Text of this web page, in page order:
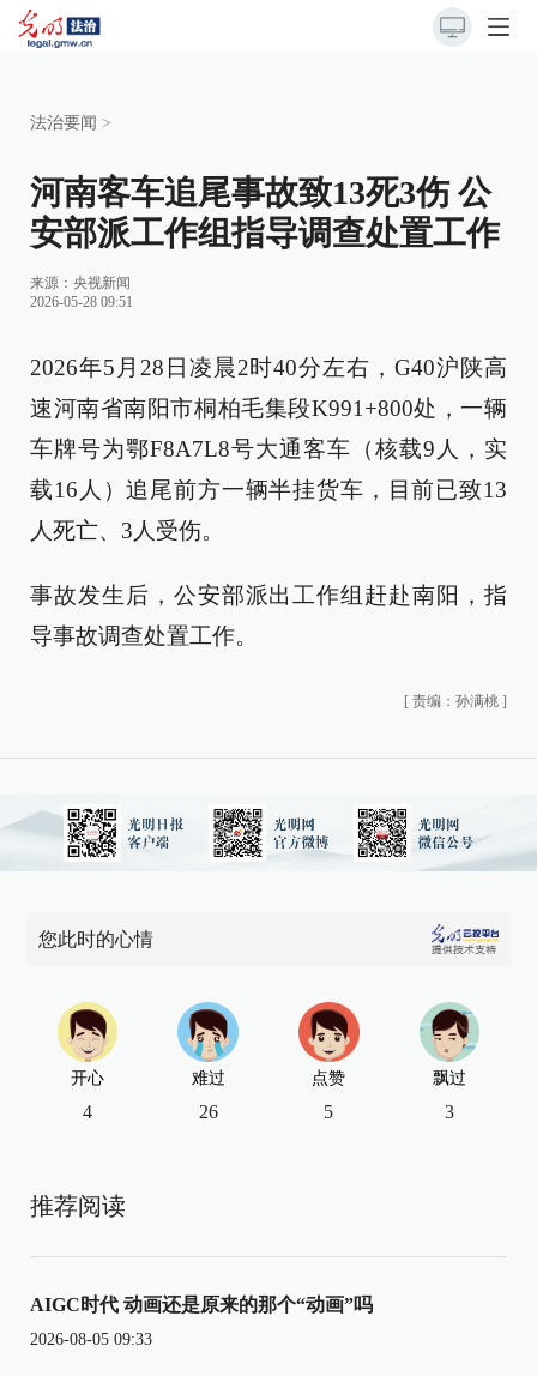
法治要闻 >
河南客车追尾事故致13死3伤 公
安部派工作组指导调查处置工作
来源： 央视新闻
2026-05-28 09:51
2026年5月28日凌晨2时40分左右，G40沪陕高
速河南省南阳市桐柏毛集段K991+800处，一辆
车牌号为鄂F8A7L8号大通客车（核载9人，实
载16人）追尾前方一辆半挂货车，目前已致13
人死亡、3人受伤。
事故发生后，公安部派出工作组赶赴南阳，指
导事故调查处置工作。
[ 责编：孙满桃 ]
您此时的心情
开心
4
难过
26
点赞
5
飘过
3
推荐阅读
AIGC时代 动画还是原来的那个“动画”吗
2026-08-05 09:33